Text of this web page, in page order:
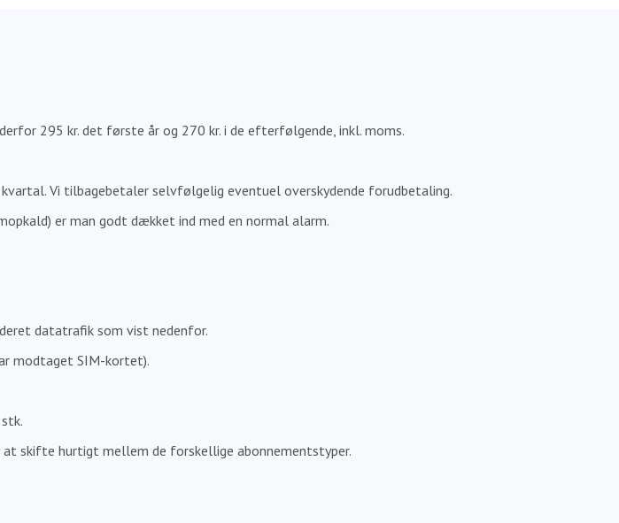
295 kr. det første år og 270 kr. i de efterfølgende, inkl. moms.
Vi tilbagebetaler selvfølgelig eventuel overskydende forudbetaling.
er man godt dækket ind med en normal alarm.
datatrafik som vist nedenfor.
modtaget SIM-kortet).
skifte hurtigt mellem de forskellige abonnementstyper.